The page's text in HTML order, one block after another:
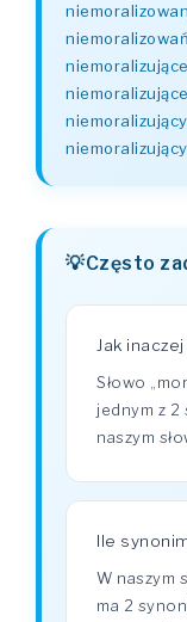
Często
Jak
Słowo
jednym z
naszym
Ile
W naszym
ma 2